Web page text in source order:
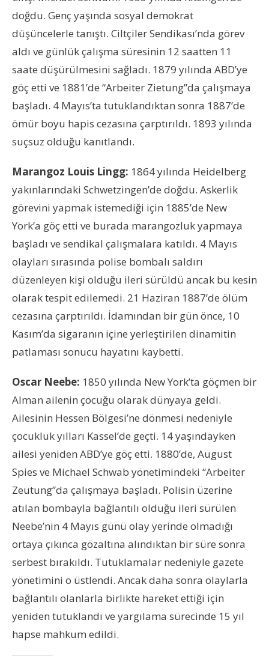
doğdu. Genç yaşında sosyal demokrat
düşüncelerle tanıştı. Ciltçiler Sendikası’nda görev
aldı ve günlük çalışma süresinin 12 saatten 11
saate düşürülmesini sağladı. 1879 yılında ABD’ye
göç etti ve 1881’de “Arbeiter Zietung”da çalışmaya
başladı. 4 Mayıs’ta tutuklandıktan sonra 1887’de
ömür boyu hapis cezasına çarptırıldı. 1893 yılında
suçsuz olduğu kanıtlandı.
Marangoz Louis Lingg: 1864 yılında Heidelberg
yakınlarındaki Schwetzingen’de doğdu. Askerlik
görevini yapmak istemediği için 1885’de New
York’a göç etti ve burada marangozluk yapmaya
başladı ve sendikal çalışmalara katıldı. 4 Mayıs
olayları sırasında polise bombalı saldırı
düzenleyen kişi olduğu ileri sürüldü ancak bu kesin
olarak tespit edilemedi. 21 Haziran 1887’de ölüm
cezasına çarptırıldı. İdamından bir gün önce, 10
Kasım’da sigaranın içine yerleştirilen dinamitin
patlaması sonucu hayatını kaybetti.
Oscar Neebe: 1850 yılında New York’ta göçmen bir
Alman ailenin çocuğu olarak dünyaya geldi.
Ailesinin Hessen Bölgesi’ne dönmesi nedeniyle
çocukluk yılları Kassel’de geçti. 14 yaşındayken
ailesi yeniden ABD’ye göç etti. 1880’de, August
Spies ve Michael Schwab yönetimindeki “Arbeiter
Zeutung”da çalışmaya başladı. Polisin üzerine
atılan bombayla bağlantılı olduğu ileri sürülen
Neebe’nin 4 Mayıs günü olay yerinde olmadığı
ortaya çıkınca gözaltına alındıktan bir süre sonra
serbest bırakıldı. Tutuklamalar nedeniyle gazete
yönetimini o üstlendi. Ancak daha sonra olaylarla
bağlantılı olanlarla birlikte hareket ettiği için
yeniden tutuklandı ve yargılama sürecinde 15 yıl
hapse mahkum edildi.